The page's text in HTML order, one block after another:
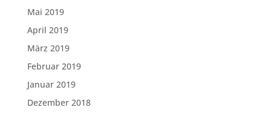
Mai 2019
April 2019
März 2019
Februar 2019
Januar 2019
Dezember 2018